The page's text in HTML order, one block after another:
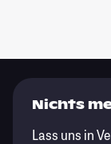
Nichts
Lass uns in